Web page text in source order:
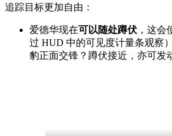
追踪目标更加自由：
爱德华现在可以随处蹲伏 ，这会
过 HUD 中的可见度计量条观察
豹正面交锋？蹲伏接近，亦可发